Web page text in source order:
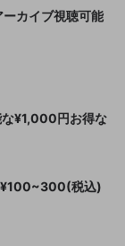
カイブ視聴可能
¥1,000円お得な
¥100~300(税込)